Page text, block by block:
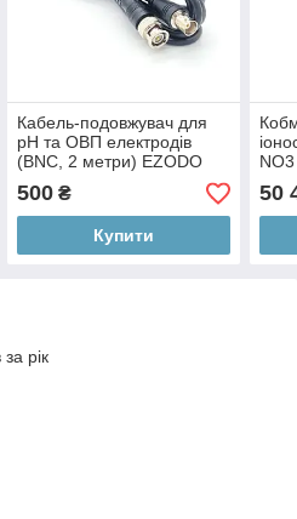
Кабель-подовжувач для
pH та ОВП електродів
(BNC, 2 метри) EZODO
2M-BNC
500₴
Купити
50
рік